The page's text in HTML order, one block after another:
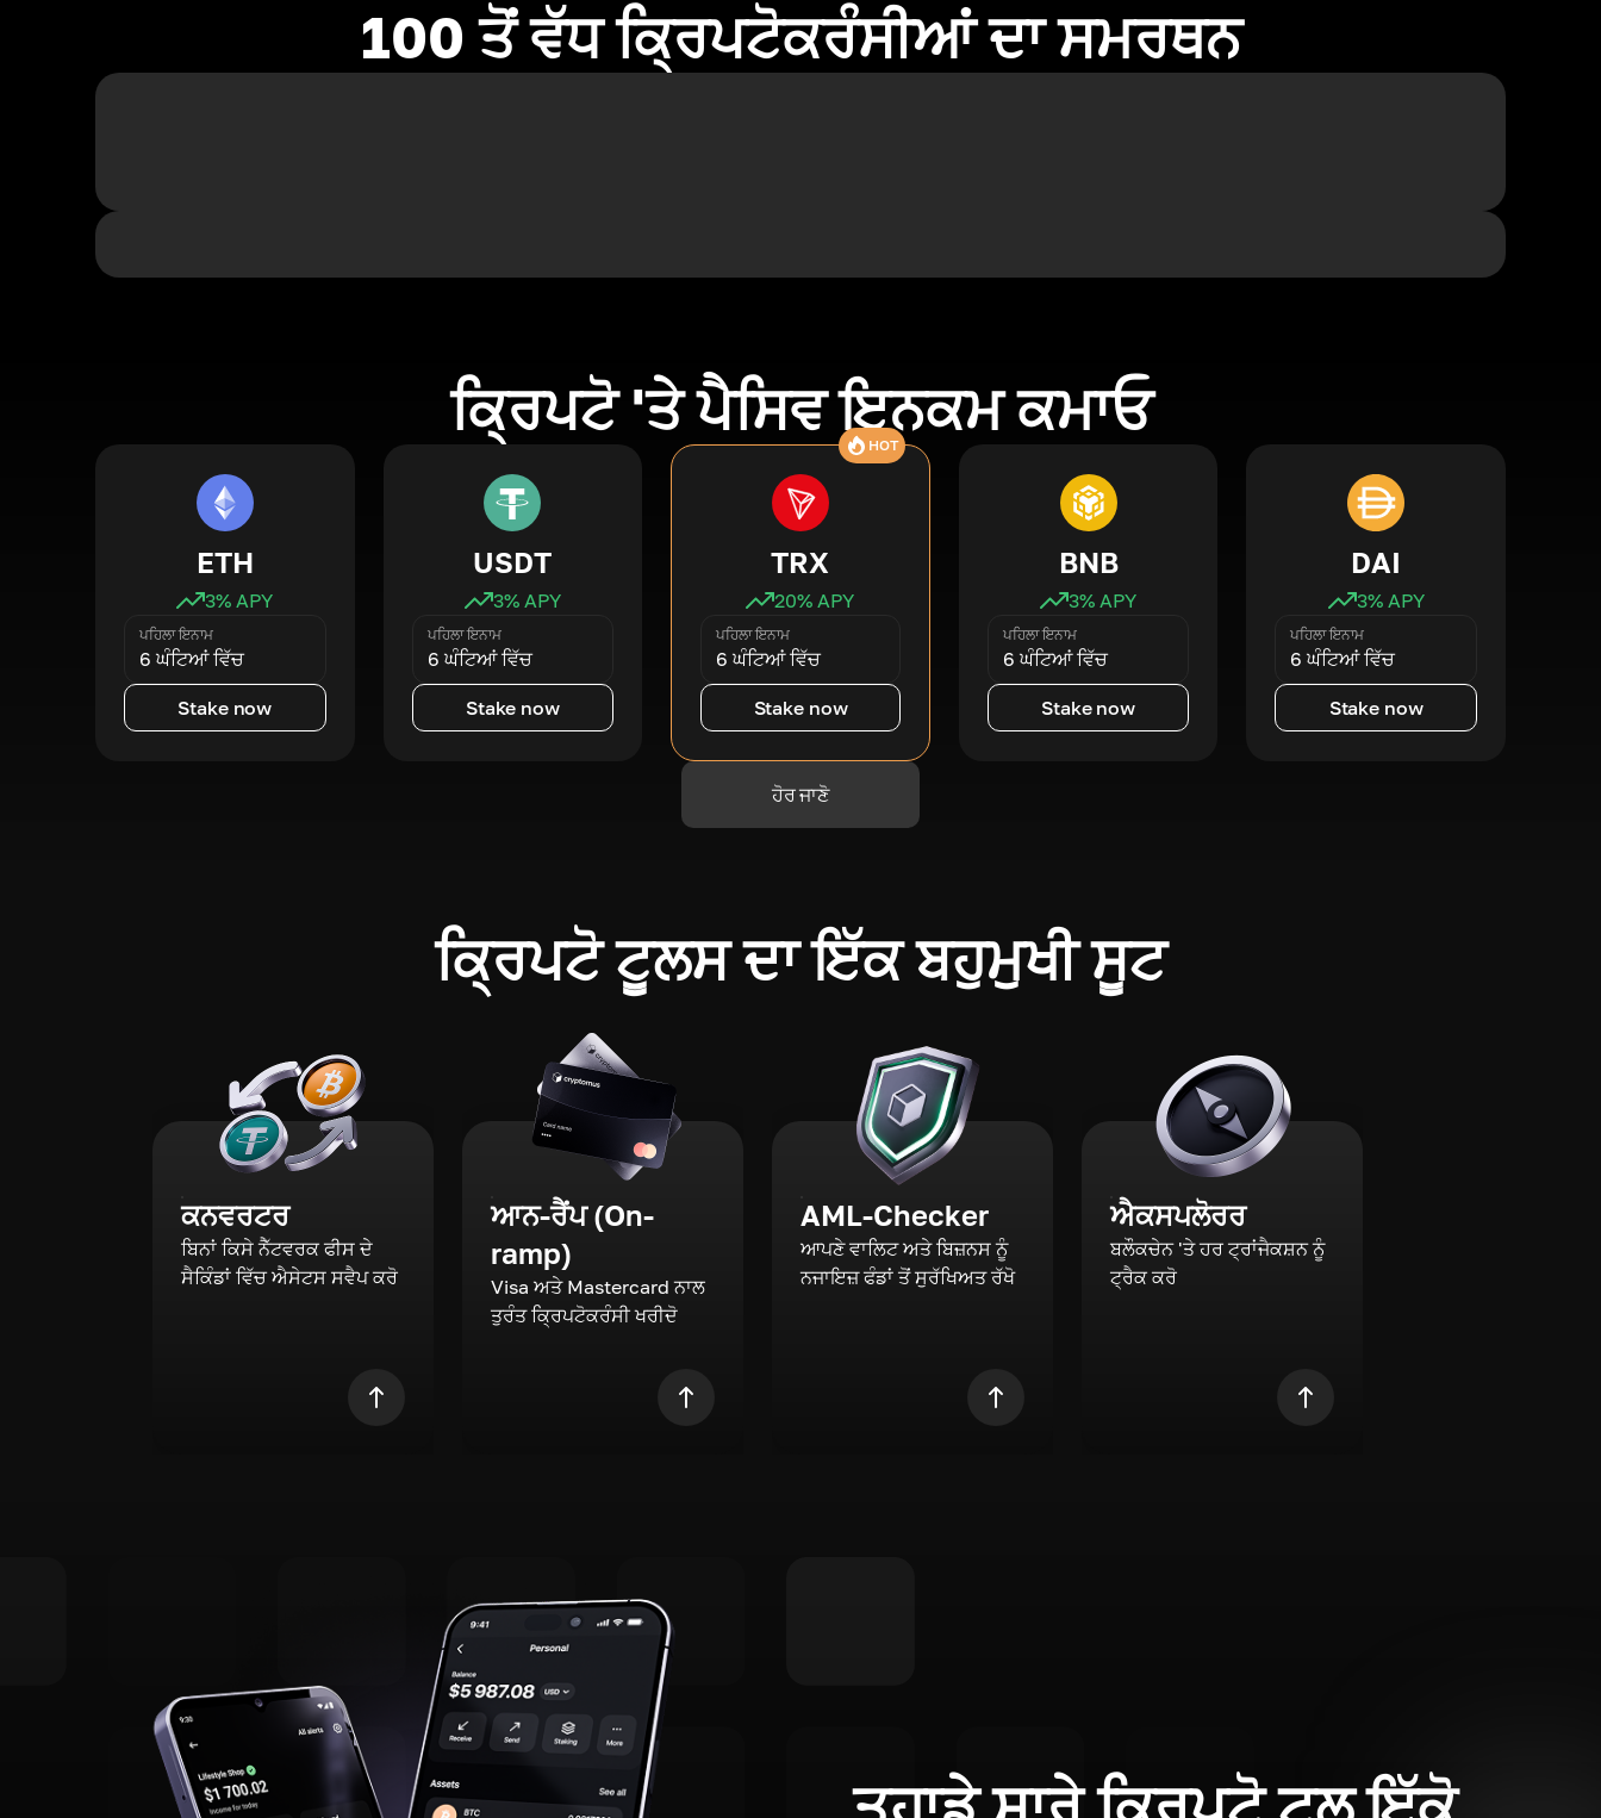
100 ਤੋਂ ਵੱਧ ਕ੍ਰਿਪਟੋਕਰੰਸੀਆਂ ਦਾ ਸਮਰਥਨ
ਕ੍ਰਿਪਟੋ 'ਤੇ ਪੈਸਿਵ ਇਨਕਮ ਕਮਾਓ
ETH
3% APY
ਪਹਿਲਾ ਇਨਾਮ
6 ਘੰਟਿਆਂ ਵਿੱਚ
Stake now
USDT
3% APY
ਪਹਿਲਾ ਇਨਾਮ
6 ਘੰਟਿਆਂ ਵਿੱਚ
Stake now
HOT
TRX
20% APY
ਪਹਿਲਾ ਇਨਾਮ
6 ਘੰਟਿਆਂ ਵਿੱਚ
Stake now
BNB
3% APY
ਪਹਿਲਾ ਇਨਾਮ
6 ਘੰਟਿਆਂ ਵਿੱਚ
Stake now
DAI
3% APY
ਪਹਿਲਾ ਇਨਾਮ
6 ਘੰਟਿਆਂ ਵਿੱਚ
Stake now
ਹੋਰ ਜਾਣੋ
ਕ੍ਰਿਪਟੋ ਟੂਲਸ ਦਾ ਇੱਕ ਬਹੁਮੁਖੀ ਸੂਟ
ਕਨਵਰਟਰ
ਬਿਨਾਂ ਕਿਸੇ ਨੈੱਟਵਰਕ ਫੀਸ ਦੇ
ਸੈਕਿੰਡਾਂ ਵਿੱਚ ਐਸੇਟਸ ਸਵੈਪ ਕਰੋ
ਆਨ-ਰੈਂਪ (On-
ramp)
Visa ਅਤੇ Mastercard ਨਾਲ
ਤੁਰੰਤ ਕ੍ਰਿਪਟੋਕਰੰਸੀ ਖਰੀਦੋ
AML-Checker
ਆਪਣੇ ਵਾਲਿਟ ਅਤੇ ਬਿਜ਼ਨਸ ਨੂੰ
ਨਜਾਇਜ਼ ਫੰਡਾਂ ਤੋਂ ਸੁਰੱਖਿਅਤ ਰੱਖੋ
ਐਕਸਪਲੋਰਰ
ਬਲੌਕਚੇਨ 'ਤੇ ਹਰ ਟ੍ਰਾਂਜੈਕਸ਼ਨ ਨੂੰ
ਟ੍ਰੈਕ ਕਰੋ